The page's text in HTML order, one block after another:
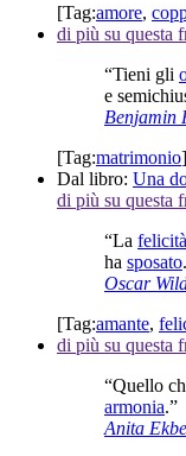
[Tag:amore,
di più su questa
“Tieni gli
e
Benjamin
[Tag:matrimonio]
Dal libro: Una
di più su questa
“La felicità
ha sposato
Oscar
[Tag:amante,
di più su questa
“Quello
armonia.”
Anita